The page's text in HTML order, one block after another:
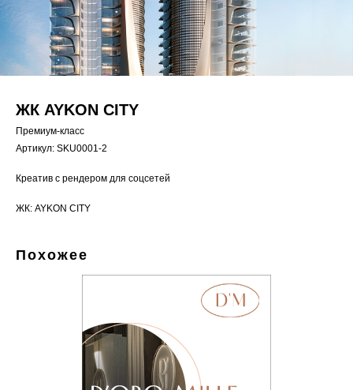
ЖК AYKON CITY
Премиум-класс
Артикул: SKU0001-2
Креатив с рендером для соцсетей
ЖК: AYKON CITY
Похожее